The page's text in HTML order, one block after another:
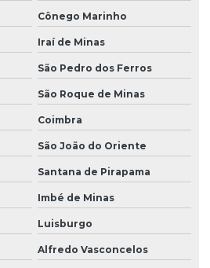
Cônego Marinho
Iraí de Minas
São Pedro dos Ferros
São Roque de Minas
Coimbra
São João do Oriente
Santana de Pirapama
Imbé de Minas
Luisburgo
Alfredo Vasconcelos